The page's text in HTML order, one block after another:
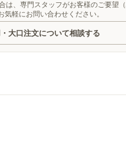
は、専門スタッフがお客様のご要望
軽にお問い合わせください。
大口注文について相談する